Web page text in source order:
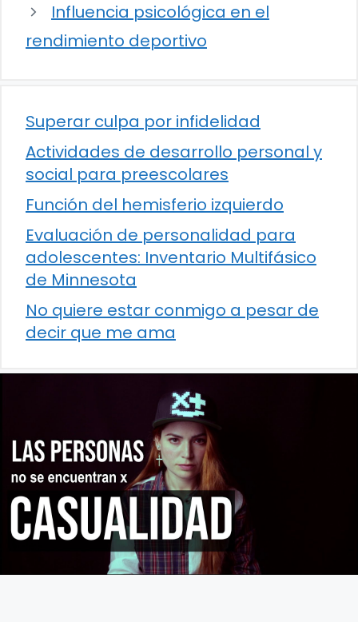
Influencia psicológica en el
rendimiento deportivo
Superar culpa por infidelidad
Actividades de desarrollo personal y
social para preescolares
Función del hemisferio izquierdo
Evaluación de personalidad para
adolescentes: Inventario Multifásico
de Minnesota
No quiere estar conmigo a pesar de
decir que me ama